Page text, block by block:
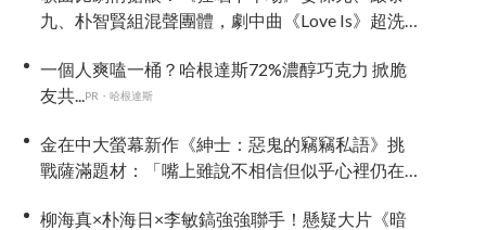
九、朴智賢組混聲團體，劇中曲《Love Is》超洗
一個人爽嗑一桶？哈根達斯72%濃醇巧克力 掀脆
友共...
PR・哈根達斯
金在中大螢幕新作《紳士：惡鬼的竊竊私語》挑
戰薩滿題材：「嘴上雖說不相信但似乎心裡仍在
柳海真×朴海日×李敏鎬強強聯手！懸疑大片《暗